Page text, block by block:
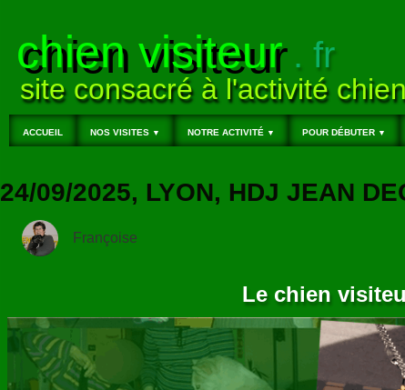
chien visiteur. fr
site consacré à l'activité
ACCUEIL NOS VISITES ▼ NOTRE ACTIVITÉ ▼ POUR DÉBUTER ▼
24/09/2025, LYON, HDJ JEAN
Françoise
Le chien